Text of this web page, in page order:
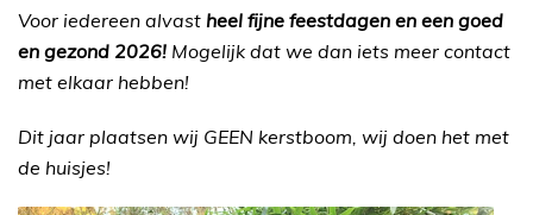
Voor iedereen alvast heel fijne feestdagen en een goed
en gezond 2026! Mogelijk dat we dan iets meer contact
met elkaar hebben!
Dit jaar plaatsen wij GEEN kerstboom, wij doen het met
de huisjes!